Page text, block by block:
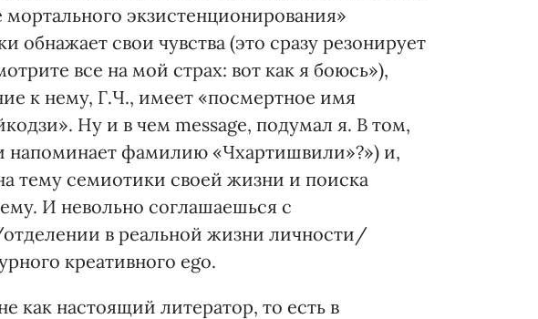
мортального экзистенционирования»
обнажает свои чувства (это сразу резонирует
все на мой страх: вот как я боюсь»),
к нему, Г.Ч., имеет «посмертное имя
Ну и в чем message, подумал я. В том,
напоминает фамилию «Чхартишвили»?») и,
тему семиотики своей жизни и поиска
И невольно соглашаешься с
в реальной жизни личности/
креативного ego.
как настоящий литератор, то есть в